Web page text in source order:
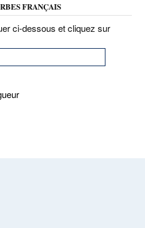
FRANÇAIS
ci-dessous et cliquez sur